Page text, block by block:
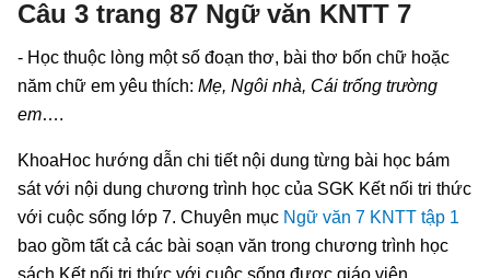
Câu 3 trang 87 Ngữ văn KNTT 7
- Học thuộc lòng một số đoạn thơ, bài thơ bốn chữ hoặc
năm chữ em yêu thích: Mẹ, Ngôi nhà, Cái trống trường
em….
KhoaHoc hướng dẫn chi tiết nội dung từng bài học bám
sát với nội dung chương trình học của SGK Kết nối tri thức
với cuộc sống lớp 7. Chuyên mục Ngữ văn 7 KNTT tập 1
bao gồm tất cả các bài soạn văn trong chương trình học
sách Kết nối tri thức với cuộc sống được giáo viên